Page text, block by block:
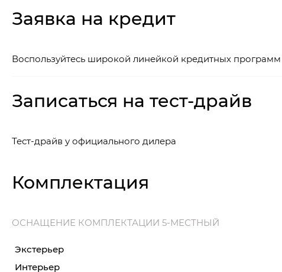
Заявка на кредит
Воспользуйтесь широкой линейкой кредитных
Записаться на тест-драйв
Тест-драйв у официального дилера
Комплектация
ОСНАЩЕНИЕ КОМПЛЕКТАЦИИ 5-МЕСТНЫЙ
Экстерьер
Интерьер